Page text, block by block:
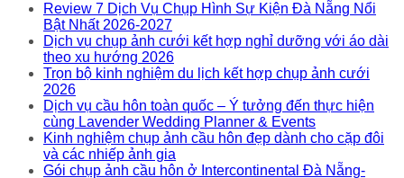
Review 7 Dịch Vụ Chụp Hình Sự Kiện Đà Nẵng Nổi
Bật Nhất 2026-2027
Dịch vụ chụp ảnh cưới kết hợp nghỉ dưỡng với áo dài
theo xu hướng 2026
Trọn bộ kinh nghiệm du lịch kết hợp chụp ảnh cưới
2026
Dịch vụ cầu hôn toàn quốc – Ý tưởng đến thực hiện
cùng Lavender Wedding Planner & Events
Kinh nghiệm chụp ảnh cầu hôn đẹp dành cho cặp đôi
và các nhiếp ảnh gia
Gói chụp ảnh cầu hôn ở Intercontinental Đà Nẵng-